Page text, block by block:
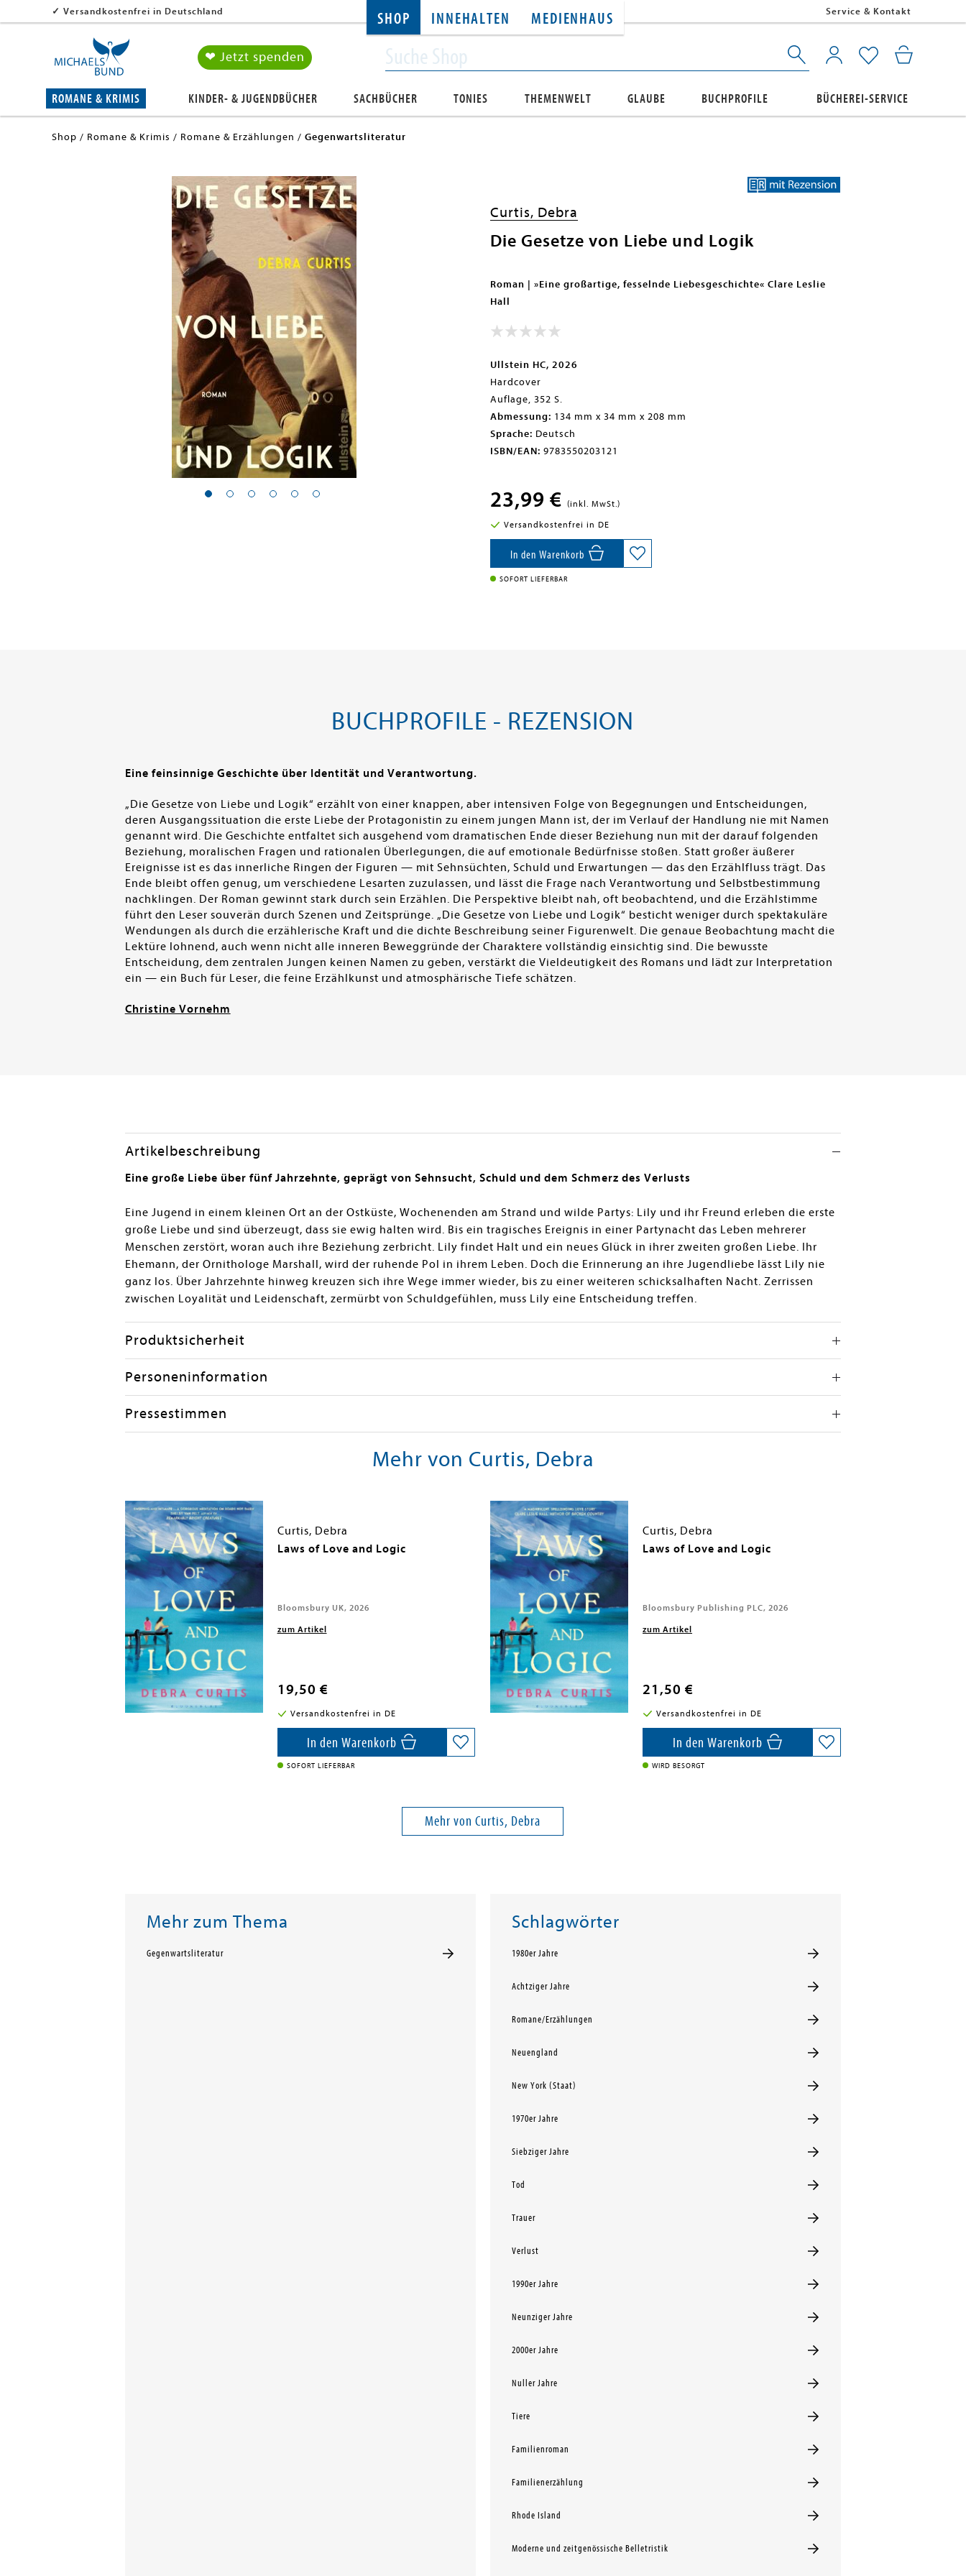
SHOP INNEHALTEN MEDIENHAUS
✓ Versandkostenfrei in Deutschland Service & Kontakt
❤ Jetzt spenden
ROMANE & KRIMIS KINDER- & JUGENDBÜCHER SACHBÜCHER TONIES THEMENWELT GLAUBE BUCHPROFILE BÜCHEREI-SERVICE
Shop Romane & Krimis Romane & Erzählungen Gegenwartsliteratur
Curtis, Debra
Die Gesetze von Liebe und Logik
Roman | »Eine großartige, fesselnde Liebesgeschichte« Clare Leslie
Hall
Ullstein HC, 2026
Hardcover
Auflage, 352 S.
Abmessung: 134 mm x 34 mm x 208 mm
Sprache: Deutsch
ISBN/EAN: 9783550203121
23,99 € (inkl. MwSt.)
Versandkostenfrei in DE
In den Warenkorb
SOFORT LIEFERBAR
BUCHPROFILE - REZENSION
Eine feinsinnige Geschichte über Identität und Verantwortung.
„Die Gesetze von Liebe und Logik“ erzählt von einer knappen, aber intensiven Folge von Begegnungen und Entscheidungen,
deren Ausgangssituation die erste Liebe der Protagonistin zu einem jungen Mann ist, der im Verlauf der Handlung nie mit Namen
genannt wird. Die Geschichte entfaltet sich ausgehend vom dramatischen Ende dieser Beziehung nun mit der darauf folgenden
Beziehung, moralischen Fragen und rationalen Überlegungen, die auf emotionale Bedürfnisse stoßen. Statt großer äußerer
Ereignisse ist es das innerliche Ringen der Figuren — mit Sehnsüchten, Schuld und Erwartungen — das den Erzählfluss trägt. Das
Ende bleibt offen genug, um verschiedene Lesarten zuzulassen, und lässt die Frage nach Verantwortung und Selbstbestimmung
nachklingen. Der Roman gewinnt stark durch sein Erzählen. Die Perspektive bleibt nah, oft beobachtend, und die Erzählstimme
führt den Leser souverän durch Szenen und Zeitsprünge. „Die Gesetze von Liebe und Logik“ besticht weniger durch spektakuläre
Wendungen als durch die erzählerische Kraft und die dichte Beschreibung seiner Figurenwelt. Die genaue Beobachtung macht die
Lektüre lohnend, auch wenn nicht alle inneren Beweggründe der Charaktere vollständig einsichtig sind. Die bewusste
Entscheidung, dem zentralen Jungen keinen Namen zu geben, verstärkt die Vieldeutigkeit des Romans und lädt zur Interpretation
ein — ein Buch für Leser, die feine Erzählkunst und atmosphärische Tiefe schätzen.
Christine Vornehm
Artikelbeschreibung
Eine große Liebe über fünf Jahrzehnte, geprägt von Sehnsucht, Schuld und dem Schmerz des Verlusts
Eine Jugend in einem kleinen Ort an der Ostküste, Wochenenden am Strand und wilde Partys: Lily und ihr Freund erleben die erste
große Liebe und sind überzeugt, dass sie ewig halten wird. Bis ein tragisches Ereignis in einer Partynacht das Leben mehrerer
Menschen zerstört, woran auch ihre Beziehung zerbricht. Lily findet Halt und ein neues Glück in ihrer zweiten großen Liebe. Ihr
Ehemann, der Ornithologe Marshall, wird der ruhende Pol in ihrem Leben. Doch die Erinnerung an ihre Jugendliebe lässt Lily nie
ganz los. Über Jahrzehnte hinweg kreuzen sich ihre Wege immer wieder, bis zu einer weiteren schicksalhaften Nacht. Zerrissen
zwischen Loyalität und Leidenschaft, zermürbt von Schuldgefühlen, muss Lily eine Entscheidung treffen.
Produktsicherheit
Personeninformation
Pressestimmen
Mehr von Curtis, Debra
Curtis, Debra
Laws of Love and Logic
Bloomsbury UK, 2026
zum Artikel
19,50 €
Versandkostenfrei in DE
In den Warenkorb
SOFORT LIEFERBAR
Curtis, Debra
Laws of Love and Logic
Bloomsbury Publishing PLC, 2026
zum Artikel
21,50 €
Versandkostenfrei in DE
In den Warenkorb
WIRD BESORGT
Mehr von Curtis, Debra
Mehr zum Thema
Gegenwartsliteratur
Schlagwörter
1980er Jahre
Achtziger Jahre
Romane/Erzählungen
Neuengland
New York (Staat)
1970er Jahre
Siebziger Jahre
Tod
Trauer
Verlust
1990er Jahre
Neunziger Jahre
2000er Jahre
Nuller Jahre
Tiere
Familienroman
Familienerzählung
Rhode Island
Moderne und zeitgenössische Belletristik